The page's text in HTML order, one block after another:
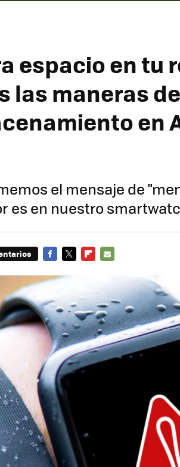
espacio en tu
las maneras
en
el mensaje de
es en nuestro